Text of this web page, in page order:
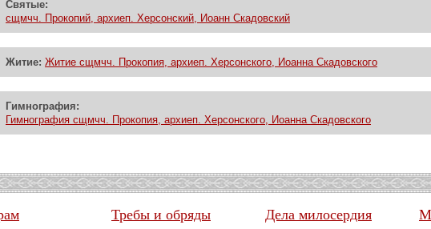
Святые:
сщмчч. Прокопий, архиеп. Херсонский, Иоанн Скадовский
Житие: Житие сщмчч. Прокопия, архиеп. Херсонского, Иоанна Скадовского
Гимнография:
Гимнография сщмчч. Прокопия, архиеп. Херсонского, Иоанна Скадовского
Требы и обряды Дела милосердия